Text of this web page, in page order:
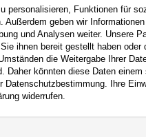
Hilfe+
Kontakt
Newsletter
personalisieren, Funktionen für
geben wir
und Analysen weiter. Unsere
ihnen bereit gestellt haben oder
die Weitergabe Ihrer
Daher könnten diese Daten
Datenschutzbestimmung. Ihre
widerrufen.